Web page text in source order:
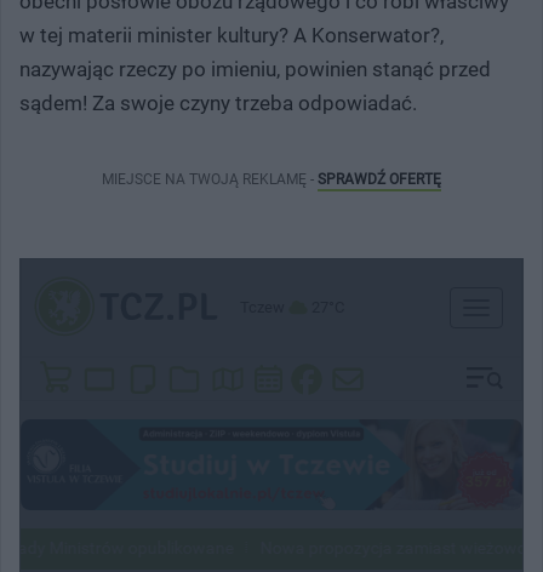
w tej materii minister kultury? A Konserwator?,
nazywając rzeczy po imieniu, powinien stanąć przed
sądem! Za swoje czyny trzeba odpowiadać.
MIEJSCE NA TWOJĄ REKLAMĘ - SPRAWDŹ OFERTĘ